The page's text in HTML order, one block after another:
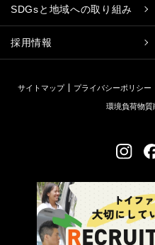
SDGsと地域への取り組み
採用情報
サイトマップ プライバシーポリシー
環境負荷物